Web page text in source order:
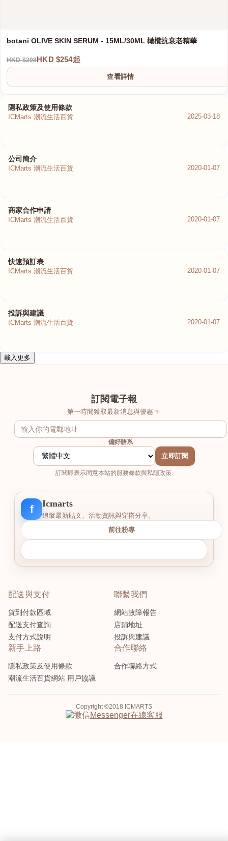
botani OLIVE SKIN SERUM - 15ML/30ML 橄欖抗衰老精華
HKD $298HKD $254起
查看詳情
隱私政策及使用條款
ICMarts 潮流生活百貨 2025-03-18
公司簡介
ICMarts 潮流生活百貨 2020-01-07
商家合作申請
ICMarts 潮流生活百貨 2020-01-07
快速預訂表
ICMarts 潮流生活百貨 2020-01-07
投訴與建議
ICMarts 潮流生活百貨 2020-01-07
載入更多
訂閱電子報
第一時間獲取最新消息與優惠 ✨
偏好語系
立即訂閱
訂閱即表示同意本站的服務條款與私隱政策.
f Icmarts
追蹤最新貼文、活動資訊與穿搭分享。
前往粉專
配送與支付
貨到付款區域
配送支付查詢
支付方式說明
聯繫我們
網站故障報告
店鋪地址
投訴與建議
新手上路
隱私政策及使用條款
潮流生活百貨網站 用戶協議
合作聯絡
合作聯絡方式
Copyright ©2018 ICMARTS
Messenger在線客服